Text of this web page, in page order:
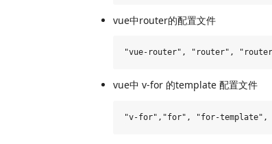
vue中router的配置文件
vue中 v-for 的template 配置文件